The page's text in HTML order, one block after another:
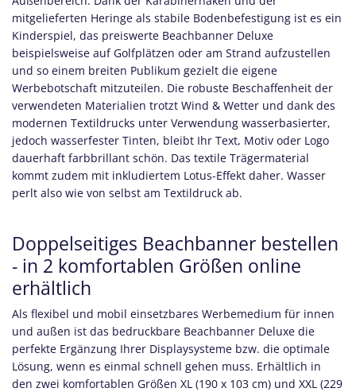
mitgelieferten Heringe als stabile Bodenbefestigung ist es ein
Kinderspiel, das preiswerte Beachbanner Deluxe
beispielsweise auf Golfplätzen oder am Strand aufzustellen
und so einem breiten Publikum gezielt die eigene
Werbebotschaft mitzuteilen. Die robuste Beschaffenheit der
verwendeten Materialien trotzt Wind & Wetter und dank des
modernen Textildrucks unter Verwendung wasserbasierter,
jedoch wasserfester Tinten, bleibt Ihr Text, Motiv oder Logo
dauerhaft farbbrillant schön. Das textile Trägermaterial
kommt zudem mit inkludiertem Lotus-Effekt daher. Wasser
perlt also wie von selbst am Textildruck ab.
Doppelseitiges Beachbanner bestellen
- in 2 komfortablen Größen online
erhältlich
Als flexibel und mobil einsetzbares Werbemedium für innen
und außen ist das bedruckbare Beachbanner Deluxe die
perfekte Ergänzung Ihrer Displaysysteme bzw. die optimale
Lösung, wenn es einmal schnell gehen muss. Erhältlich in
den zwei komfortablen Größen XL (190 x 103 cm) und XXL (229